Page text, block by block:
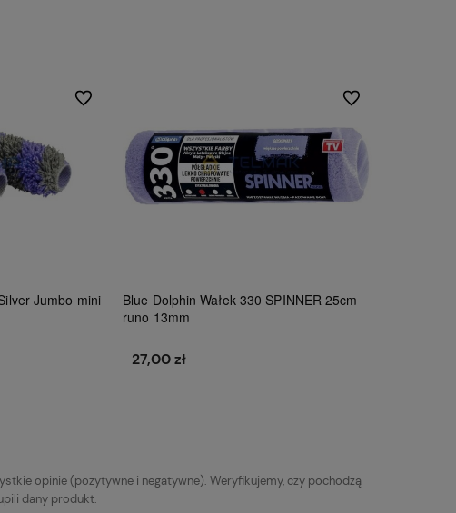
Jumbo mini
Do ulubionych
Blue Dolphin Wałek 330 SPINNER 25cm
runo 13mm
27,00 zł
Do ulubionych
opinie (pozytywne i negatywne). Weryfikujemy, czy pochodzą
dany produkt.